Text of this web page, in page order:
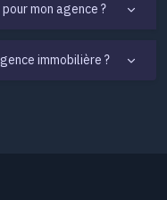
mon agence ?
immobilière ?